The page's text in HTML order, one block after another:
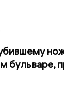
бульваре,